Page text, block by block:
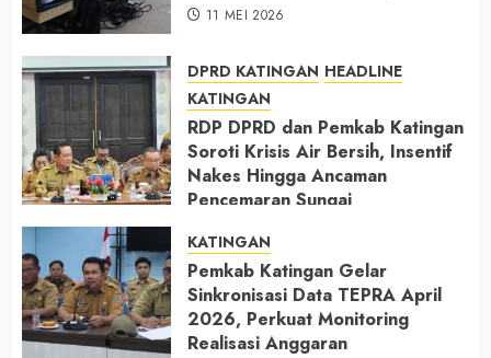
11 MEI 2026
DPRD KATINGAN HEADLINE
KATINGAN
RDP DPRD dan Pemkab Katingan
Soroti Krisis Air Bersih, Insentif
Nakes Hingga Ancaman
Pencemaran Sungai
KATINGAN
Pemkab Katingan Gelar
Sinkronisasi Data TEPRA April
2026, Perkuat Monitoring
Realisasi Anggaran